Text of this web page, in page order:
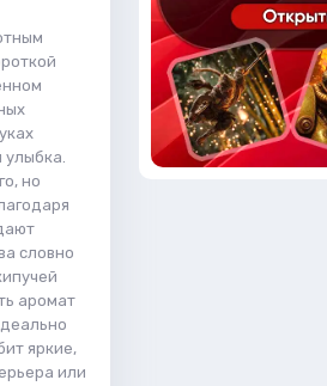
улыбка.
но
словно
аромат
яркие,
или